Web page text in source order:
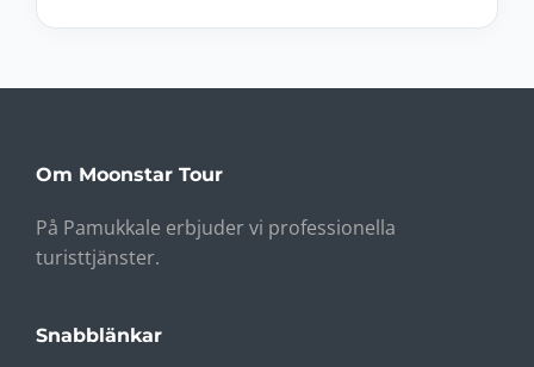
Om Moonstar Tour
På Pamukkale erbjuder vi professionella
turisttjänster.
Snabblänkar